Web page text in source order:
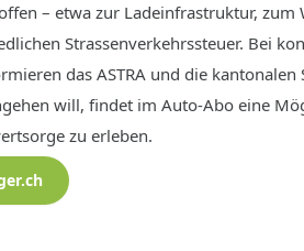
– etwa zur Ladeinfrastruktur, zum
Strassenverkehrssteuer. Bei
das ASTRA und die kantonalen
will, findet im Auto-Abo eine
zu erleben.